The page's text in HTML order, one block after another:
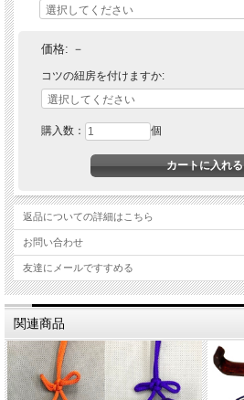
価格: －
コツの紐房を付けますか:
購入数： 個
返品についての詳細はこちら
お問い合わせ
友達にメールですすめる
関連商品